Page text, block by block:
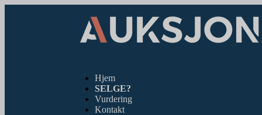
Hjem
SELGE?
Vurdering
Kontakt